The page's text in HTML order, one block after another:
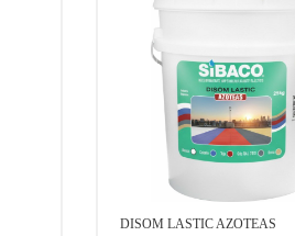
DISOM LASTIC AZOTEAS